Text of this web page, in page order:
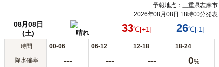
予報地点：三重県志摩市
2026年08月08日 18時00分発表
08月08日
(土)
晴れ 33℃[+1] 26℃[-1]
時間 00-06 06-12 12-18 18-24
降水確率 --- --- --- 0%